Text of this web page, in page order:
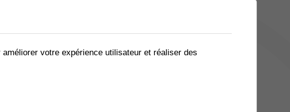
votre expérience utilisateur et réaliser des